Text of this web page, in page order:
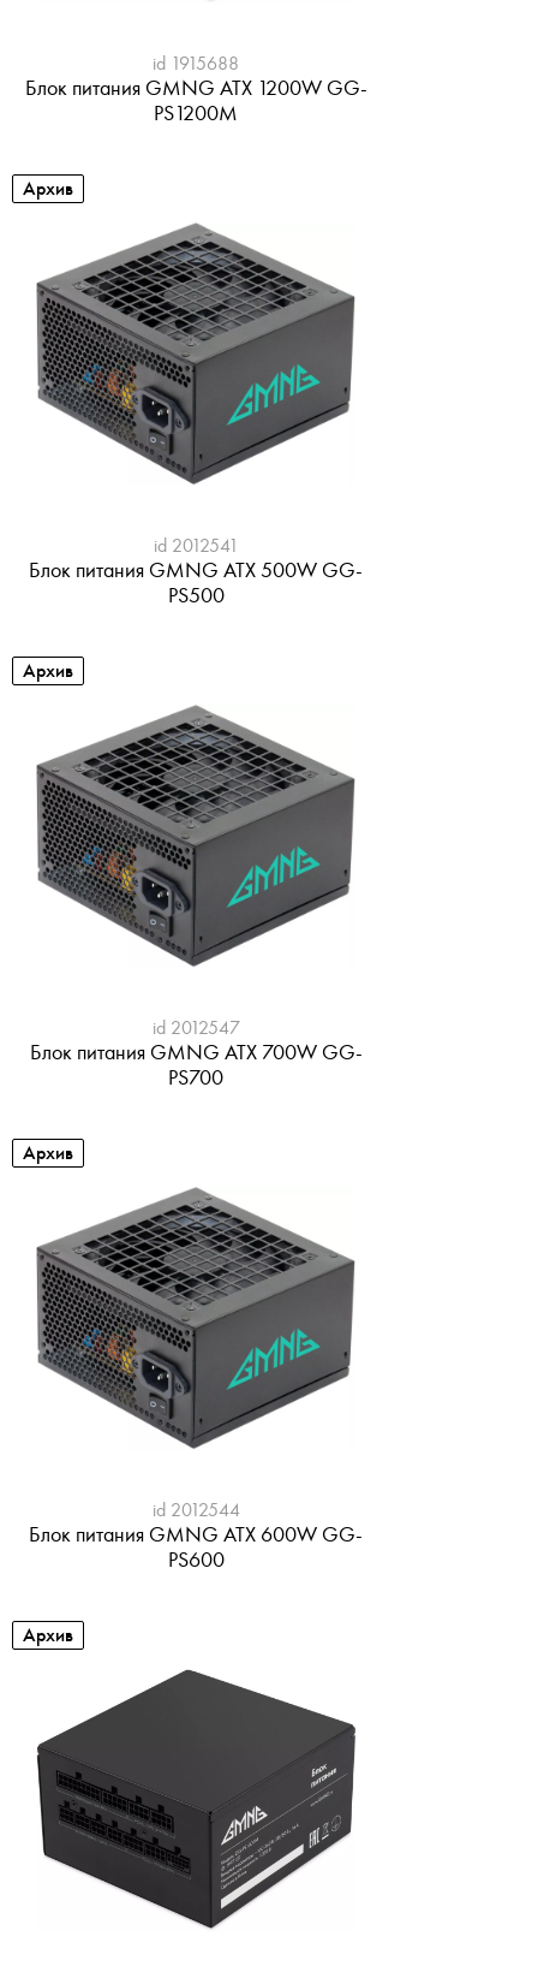
id 1915688
Блок питания GMNG ATX 1200W GG-
PS1200M
Архив
id 2012541
Блок питания GMNG ATX 500W GG-
PS500
Архив
id 2012547
Блок питания GMNG ATX 700W GG-
PS700
Архив
id 2012544
Блок питания GMNG ATX 600W GG-
PS600
Архив